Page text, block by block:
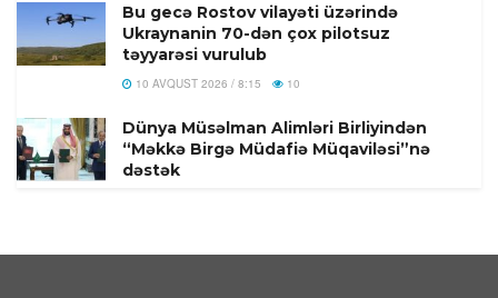
Bu gecə Rostov vilayəti üzərində
Ukraynanin 70-dən çox pilotsuz
təyyarəsi vurulub
10 AVQUST 2026 / 8:15 10
Dünya Müsəlman Alimləri Birliyindən
“Məkkə Birgə Müdafiə Müqaviləsi”nə
dəstək